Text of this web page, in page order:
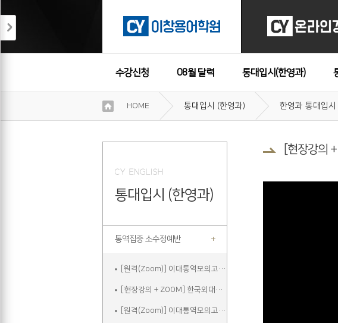
수강신청 08월 달력 통대입시(한영과)
수강후기
약
HOME 통대입시 (한영과) 한영과 통대입시
통대입시 (한영과)
통역집중 소수정예반
[원격(Zoom)] 이대통역모의고사A
[현장강의 + ZOOM] 한국외대2차실전통역모의고사A
[원격(Zoom)] 이대통역모의고사B
[현장강의